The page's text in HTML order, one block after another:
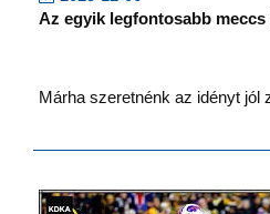
Az egyik legfontosabb
Márha szeretnénk az idényt jól